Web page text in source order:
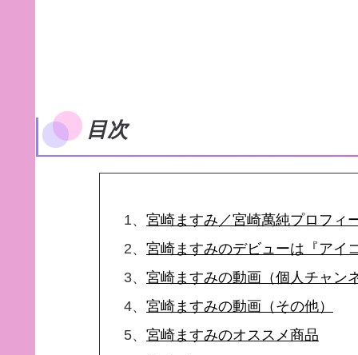
目次
1、 宮崎ますみ／宮崎萬純プロフィ
2、 宮崎ますみのデビューは『アイ
3、 宮崎ますみの動画（個人チャン
4、 宮崎ますみの動画（その他）
5、 宮崎ますみのオススメ商品